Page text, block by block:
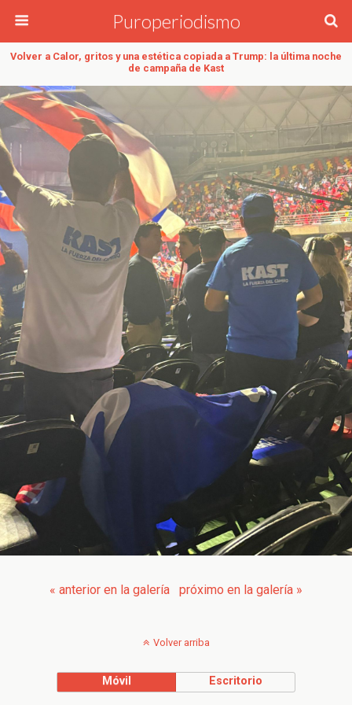
Puroperiodismo
Volver a Calor, gritos y una estética copiada a Trump: la última noche
de campaña de Kast
« anterior en la galería próximo en la galería »
Volver arriba
Móvil Escritorio